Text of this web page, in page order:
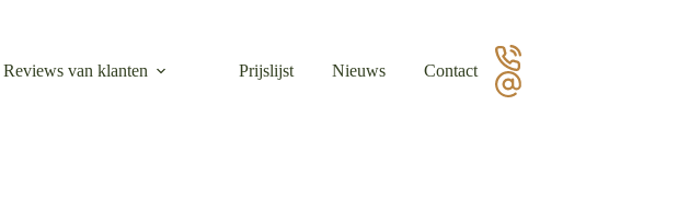
Reviews van klanten Prijslijst Nieuws Contact